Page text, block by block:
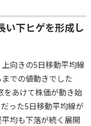
い下ヒゲを形成し
向きの5日移動平均線
での値動きでした
をあけて株価が動き始
った5日移動平均線が
均も下落が続く展開